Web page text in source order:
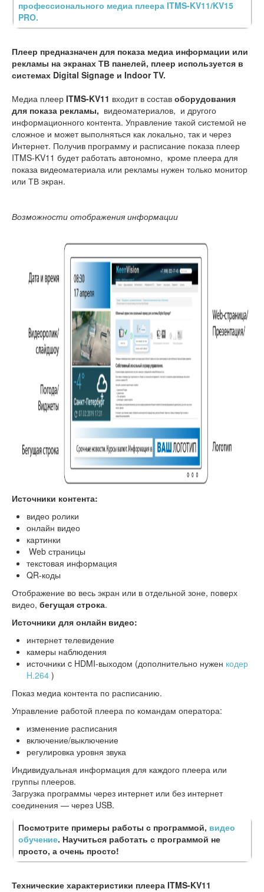
профессионального медиа плеера ITMS-KV11/KV15
PRO.
Плеер предназначен для показа медиа информации или
рекламы на экранах ТВ панелей, плеер используется в
системах Digital Signage и Indoor TV.
Медиа плеер ITMS-KV11 входит в состав оборудования
для показа рекламы, видеоматериалов, и другого
информационного контента. Управление такой системой не
сложное и может выполняться как локально, так и через
Интернет. Получив программу и расписание показа плеер
ITMS-KV11 будет работать автономно, кроме плеера для
показа видеоматериала или рекламы нужен только монитор
или ТВ экран.
Возможности отображения информации
Источники контента:
видео ролики
онлайн видео
картинки
Web страницы
текстовая информация
QR-коды
Отображение во весь экран или в отдельной зоне, поверх
видео, бегущая строка.
Источники для онлайн видео:
интернет телевидение
камеры наблюдения
источники c HDMI-выходом (дополнительно нужен кодер
H.264 )
Показ медиа контента по расписанию.
Управление работой плеера по командам оператора:
изменение расписания
включение/выключение
регулировка уровня звука
Индивидуальная информация для каждого плеера или
группы плееров.
Загрузка программы через интернет или без интернет
соединения — через USB.
Посмотрите примеры работы с программой, видео
обучение. Научиться работать с программой не
просто, а очень просто!
Технические характеристики плеера ITMS-KV11